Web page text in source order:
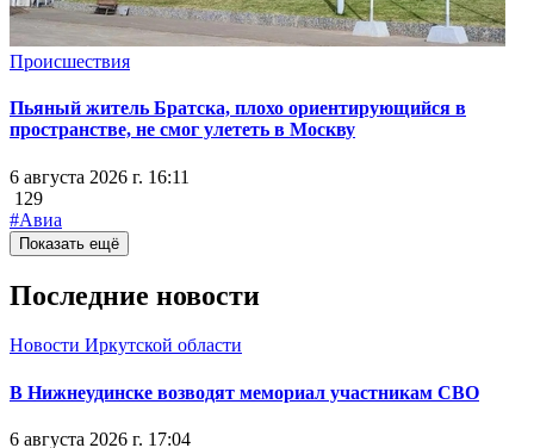
Происшествия
Пьяный житель Братска, плохо ориентирующийся в
пространстве, не смог улететь в Москву
6 августа 2026 г. 16:11
129
#Авиа
Показать ещё
Последние новости
Новости Иркутской области
В Нижнеудинске возводят мемориал участникам СВО
6 августа 2026 г. 17:04